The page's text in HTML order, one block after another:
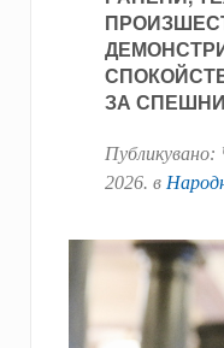
ЗА
Публикувано:
2026. в